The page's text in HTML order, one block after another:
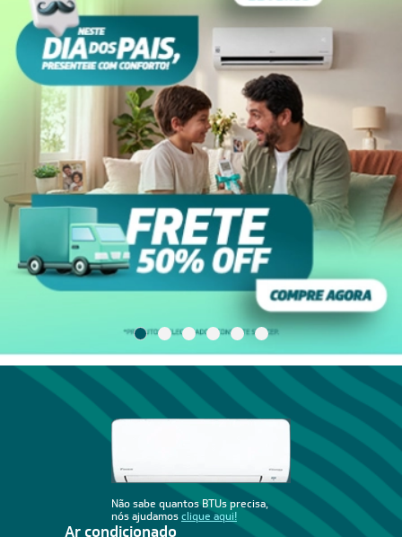
Não sabe quantos BTUs precisa,
nós ajudamosclique aqui!
Ar condicionado